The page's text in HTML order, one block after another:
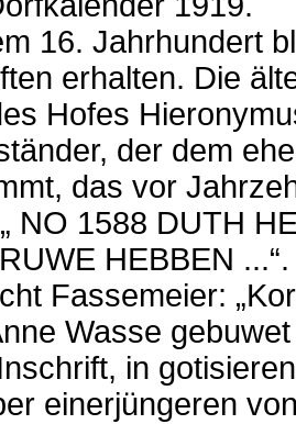
16. Jahrhundert
erhalten. Die
Hofes
der dem
das vor
NO 1588 DUTH
HEBBEN
Fassemeier:
Wasse
in
einerjüngeren